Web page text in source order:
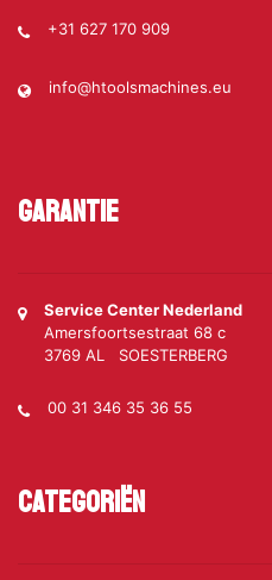
+31 627 170 909
info@htoolsmachines.eu
Garantie
Service Center Nederland
Amersfoortsestraat 68 c
3769 AL SOESTERBERG
00 31 346 35 36 55
Categoriën